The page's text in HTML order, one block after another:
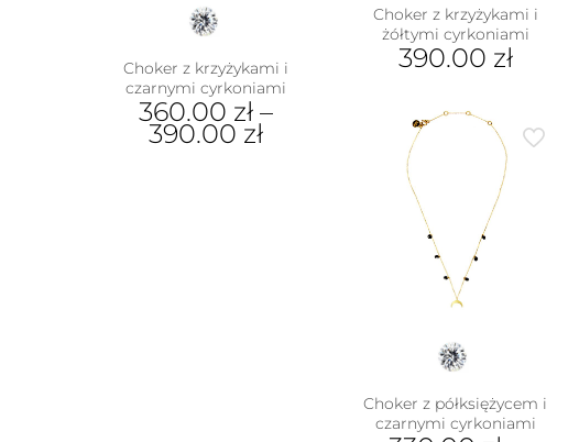
Choker z krzyżykami i
czarnymi cyrkoniami
360.00 zł –
390.00 zł
Choker z krzyżykami i
żółtymi cyrkoniami
390.00 zł
Choker z półksiężycem i
czarnymi cyrkoniami